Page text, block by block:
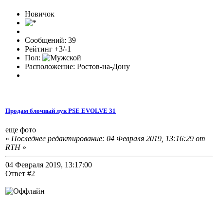
Новичок
Сообщений: 39
Рейтинг +3/-1
Пол:
Расположение: Ростов-на-Дону
Продам блочный лук PSE EVOLVE 31
еще фото
« Последнее редактирование: 04 Февраля 2019, 13:16:29 от
RTH»
04 Февраля 2019, 13:17:00
Ответ #2